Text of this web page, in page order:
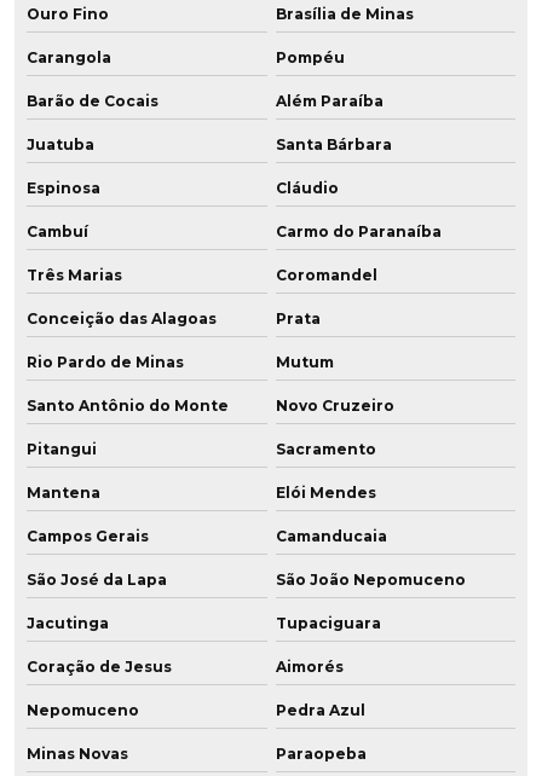
Ouro Fino Brasília de Minas
Carangola Pompéu
Barão de Cocais Além Paraíba
Juatuba Santa Bárbara
Espinosa Cláudio
Cambuí Carmo do Paranaíba
Três Marias Coromandel
Conceição das Alagoas Prata
Rio Pardo de Minas Mutum
Santo Antônio do Monte Novo Cruzeiro
Pitangui Sacramento
Mantena Elói Mendes
Campos Gerais Camanducaia
São José da Lapa São João Nepomuceno
Jacutinga Tupaciguara
Coração de Jesus Aimorés
Nepomuceno Pedra Azul
Minas Novas Paraopeba